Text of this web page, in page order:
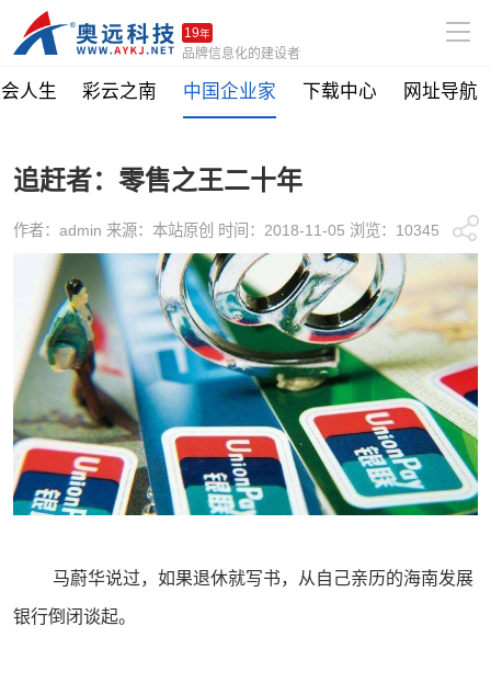
19年
品牌信息化的建设者
人生 彩云之南 中国企业家 下载中心 网址导航
追赶者：零售之王二十年
作者：admin 来源：本站原创 时间：2018-11-05 浏览：10345
马蔚华说过，如果退休就写书，从自己亲历的海南发展
银行倒闭谈起。